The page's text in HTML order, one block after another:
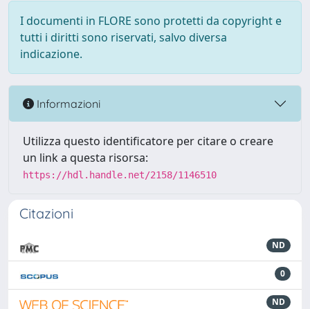
I documenti in FLORE sono protetti da copyright e
tutti i diritti sono riservati, salvo diversa
indicazione.
Informazioni
Utilizza questo identificatore per citare o creare
un link a questa risorsa:
https://hdl.handle.net/2158/1146510
Citazioni
ND
0
ND